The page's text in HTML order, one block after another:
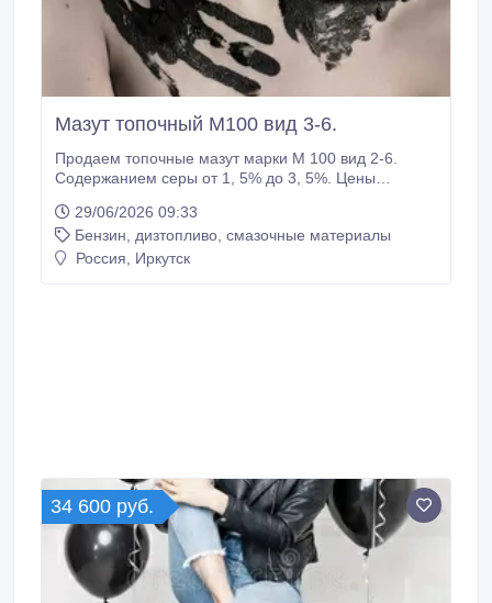
Мазут топочный М100 вид 3-6.
Продаем топочные мазут марки М 100 вид 2-6.
Содержанием серы от 1, 5% до 3, 5%. Цены
реквизитной заявки с учетом объема топлива,
железнодорожного тарифа и услуг перевозчика.
Отгрузка железнодорожным транспортом
29/06/2026 09:33
Бензин, дизтопливо, смазочные материалы
Россия, Иркутск
34 600 руб.